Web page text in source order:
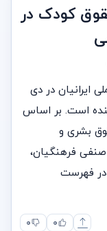
کودک در
ایرانیان در دی
است. بر اساس
بشری و
فرهنگیان،
و نوجوان زیر ۱۸ سال در فهرست
۰ ۰